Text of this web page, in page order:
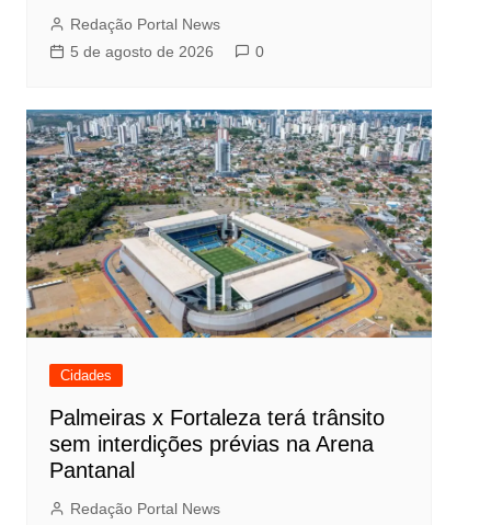
Redação Portal News
5 de agosto de 2026
0
Cidades
Palmeiras x Fortaleza terá trânsito
sem interdições prévias na Arena
Pantanal
Redação Portal News